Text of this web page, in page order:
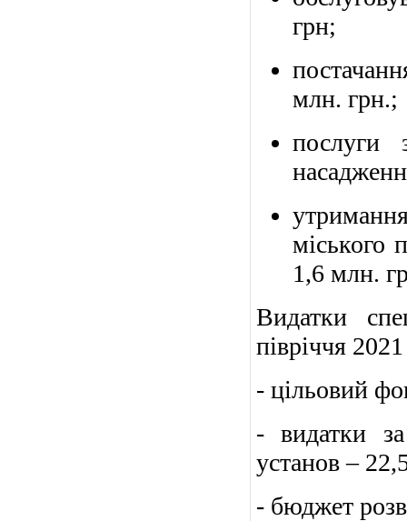
грн;
млн. грн.;
послуги
міського
1,6 млн.
Видатки
півріччя
- цільовий
-видатки
установ –
- бюджет